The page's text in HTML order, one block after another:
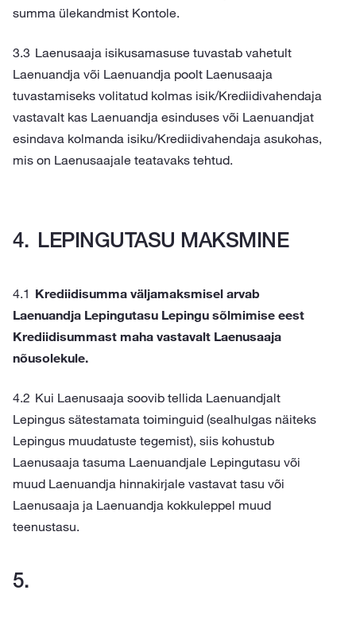
summa ülekandmist Kontole.
Laenusaaja isikusamasuse tuvastab vahetult
Laenuandja või Laenuandja poolt Laenusaaja
tuvastamiseks volitatud kolmas isik/Krediidivahendaja
vastavalt kas Laenuandja esinduses või Laenuandjat
esindava kolmanda isiku/Krediidivahendaja asukohas,
mis on Laenusaajale teatavaks tehtud.
LEPINGUTASU MAKSMINE
Krediidisumma väljamaksmisel arvab
Laenuandja Lepingutasu Lepingu sõlmimise eest
Krediidisummast maha vastavalt Laenusaaja
nõusolekule.
Kui Laenusaaja soovib tellida Laenuandjalt
Lepingus sätestamata toiminguid (sealhulgas näiteks
Lepingus muudatuste tegemist), siis kohustub
Laenusaaja tasuma Laenuandjale Lepingutasu või
muud Laenuandja hinnakirjale vastavat tasu või
Laenusaaja ja Laenuandja kokkuleppel muud
teenustasu.